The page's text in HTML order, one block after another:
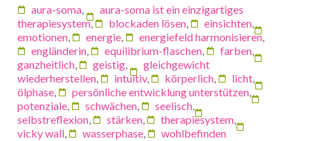
aura-soma,
aura-soma ist ein einzigartiges
therapiesystem, blockaden lösen, einsichten,
emotionen, energie, energiefeld harmonisieren,
engländerin, equilibrium-flaschen, farben,
ganzheitlich, geistig,
gleichgewicht
wiederherstellen, intuitiv, körperlich, licht,
ölphase, persönliche entwicklung unterstützen,
potenziale, schwächen, seelisch,
selbstreflexion, stärken, therapiesystem,
vicky wall, wasserphase, wohlbefinden